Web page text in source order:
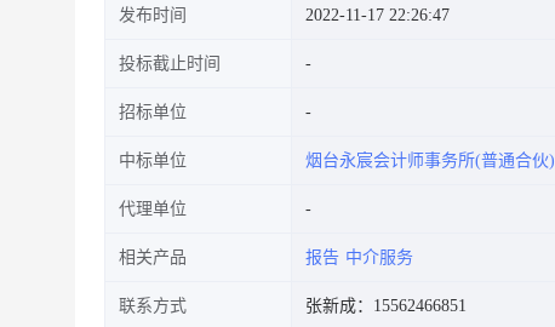
发布时间 2022-11-17 22:26:47
投标截止时间
招标单位
中标单位 烟台永宸会计师事务所(普通合伙)
代理单位
相关产品 报告 中介服务
联系方式 张新成：15562466851